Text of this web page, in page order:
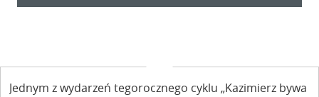
Jednym z wydarzeń tegorocznego cyklu „Kazimierz bywa